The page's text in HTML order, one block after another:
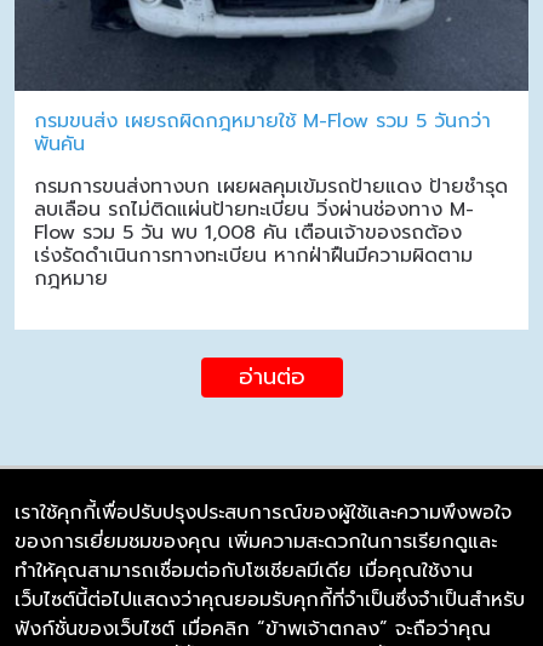
กรมขนส่ง เผยรถผิดกฎหมายใช้ M-Flow รวม 5 วันกว่า
พันคัน
กรมการขนส่งทางบก เผยผลคุมเข้มรถป้ายแดง ป้ายชำรุด
ลบเลือน รถไม่ติดแผ่นป้ายทะเบียน วิ่งผ่านช่องทาง M-
Flow รวม 5 วัน พบ 1,008 คัน เตือนเจ้าของรถต้อง
เร่งรัดดำเนินการทางทะเบียน หากฝ่าฝืนมีความผิดตาม
กฎหมาย
อ่านต่อ
บริษัท ซิมลิงค์ จำกัด
98/226 Bangrakyai-Baanmai Road,
Bangyai, Nonthaburi 11140
เราใช้คุกกี้เพื่อปรับปรุงประสบการณ์ของผู้ใช้และความพึงพอใจ
ของการเยี่ยมชมของคุณ เพิ่มความสะดวกในการเรียกดูและ
ทำให้คุณสามารถเชื่อมต่อกับโซเชียลมีเดีย เมื่อคุณใช้งาน
เว็บไซต์นี้ต่อไปแสดงว่าคุณยอมรับคุกกี้ที่จำเป็นซึ่งจำเป็นสำหรับ
ฟังก์ชั่นของเว็บไซต์ เมื่อคลิก “ข้าพเจ้าตกลง” จะถือว่าคุณ